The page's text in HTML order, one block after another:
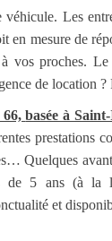
Les
en mesure de
vos proches.
de location
66,basée à
prestations
Quelques
de 5 ans (à la
et